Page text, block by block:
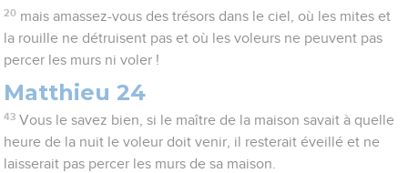
20 mais amassez-vous des trésors dans le ciel, où les mites et
la rouille ne détruisent pas et où les voleurs ne peuvent pas
percer les murs ni voler !
Matthieu 24
43 Vous le savez bien, si le maître de la maison savait à quelle
heure de la nuit le voleur doit venir, il resterait éveillé et ne
laisserait pas percer les murs de sa maison.